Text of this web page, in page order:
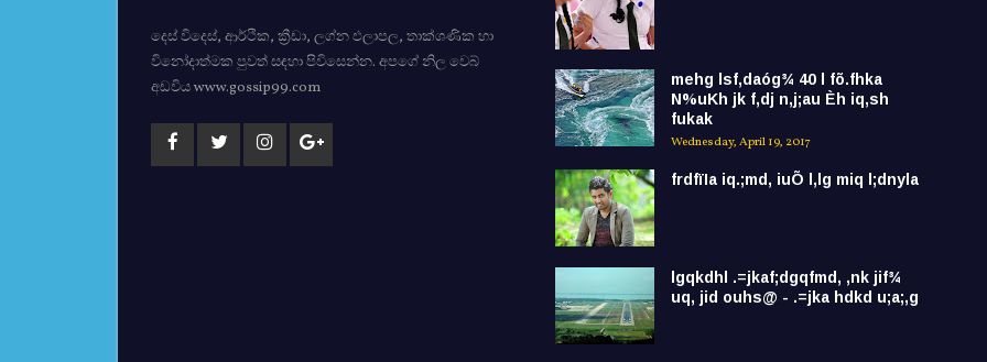
දෙස් විදෙස්, ආර්ථික, ක්‍රීඩා, ලග්න ඵලාපල, තාක්ශණික හා
විනෝදාත්මක පුවත් සඳහා පිවිසෙන්න. අපගේ නිල වෙබ්
අඩවිය www.gossip99.com
mehg lsf,daóg¾ 40 l fõ.fhka
N%uKh jk f,dj n,j;au Èh iq,sh
fukak
Wednesday, April 19, 2017
frdfïIa iq.;md, iuÕ l,lg miq l;dnyla
lgqkdhl .=jkaf;dgqfmd, ,nk jif¾
uq, jid ouhs@ - .=jka hdkd u;a;,g